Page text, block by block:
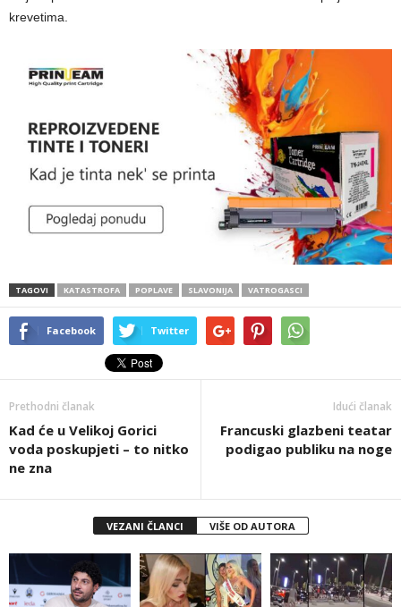
krevetima.
TAGOVI KATASTROFA POPLAVE SLAVONIJA VATROGASCI
Facebook Twitter
Prethodni članak
Kad će u Velikoj Gorici
voda poskupjeti – to nitko
ne zna
Idući članak
Francuski glazbeni teatar
podigao publiku na noge
VEZANI ČLANCI VIŠE OD AUTORA